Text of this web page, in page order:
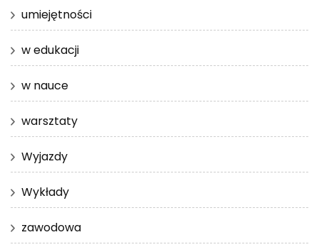
umiejętności
w edukacji
w nauce
warsztaty
Wyjazdy
Wykłady
zawodowa